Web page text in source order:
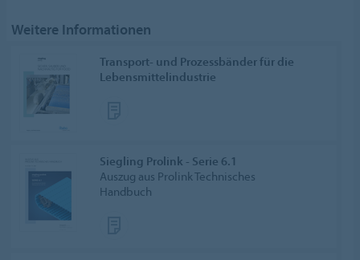
Weitere Informationen
Transport- und Prozessbänder für die
Lebensmittel­industrie
Siegling Prolink - Serie 6.1
Auszug aus Prolink Technisches
Handbuch